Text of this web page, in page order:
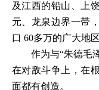
及江西的铅山、上
元、龙泉边界一带
口 60多万的广大地区
作为与“朱德毛
在对敌斗争上，在
面都有创造。